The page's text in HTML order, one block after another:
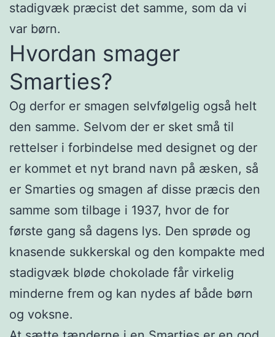
stadigvæk præcist det samme, som da vi
var børn.
Hvordan smager
Smarties?
Og derfor er smagen selvfølgelig også helt
den samme. Selvom der er sket små til
rettelser i forbindelse med designet og der
er kommet et nyt brand navn på æsken, så
er Smarties og smagen af disse præcis den
samme som tilbage i 1937, hvor de for
første gang så dagens lys. Den sprøde og
knasende sukkerskal og den kompakte med
stadigvæk bløde chokolade får virkelig
minderne frem og kan nydes af både børn
og voksne.